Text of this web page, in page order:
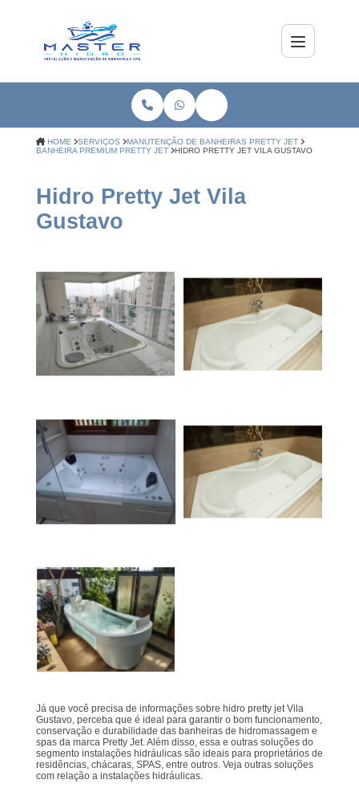
HOME SERVIÇOS
MANUTENÇÃO DE BANHEIRAS PRETTY JET
BANHEIRA PREMIUM PRETTY JET
HIDRO PRETTY JET VILA GUSTAVO
Hidro Pretty Jet Vila
Gustavo
Já que você precisa de informações sobre hidro pretty jet Vila
Gustavo, perceba que é ideal para garantir o bom funcionamento,
conservação e durabilidade das banheiras de hidromassagem e
spas da marca Pretty Jet. Além disso, essa e outras soluções do
segmento instalações hidráulicas são ideais para proprietários de
residências, chácaras, SPAS, entre outros. Veja outras soluções
com relação a instalações hidráulicas.